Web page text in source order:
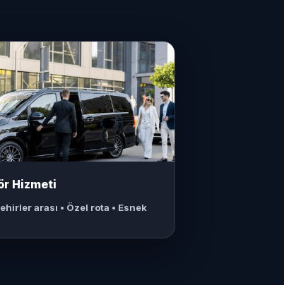
Hizmeti
arası • Özel rota • Esnek